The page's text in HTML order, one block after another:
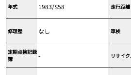
年式 1983/S58 走行距離
修理歴 なし 車検
定期点検記録
簿
- リサイ